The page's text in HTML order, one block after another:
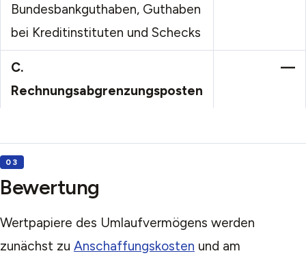
Bundesbankguthaben, Guthaben
bei Kreditinstituten und Schecks
C.
Rechnungsabgrenzungsposten
—
Bewertung
Wertpapiere des Umlaufvermögens werden
zunächst zu Anschaffungskosten und am